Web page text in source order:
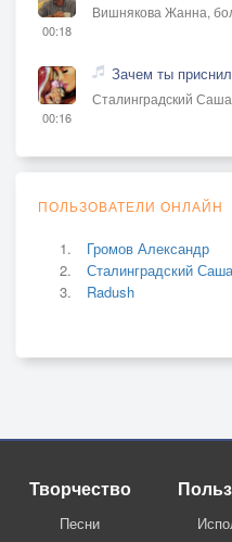
00:18
Вишнякова Жанна,
00:16
Зачем ты
Сталинградский
ПОЛЬЗОВАТЕЛИ ОНЛАЙН
Громов Александр
Сталинградский Саша
Radush
Творчество
Песни